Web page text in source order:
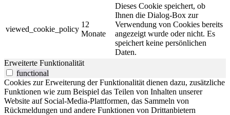
viewed_cookie_policy
12
Monate
Dieses Cookie speichert, ob
Ihnen die Dialog-Box zur
Verwendung von Cookies bereits
angezeigt wurde oder nicht. Es
speichert keine persönlichen
Daten.
Erweiterte Funktionalität
functional
Cookies zur Erweiterung der Funktionalität dienen dazu, zusätzliche
Funktionen wie zum Beispiel das Teilen von Inhalten unserer
Website auf Social-Media-Plattformen, das Sammeln von
Rückmeldungen und andere Funktionen von Drittanbietern